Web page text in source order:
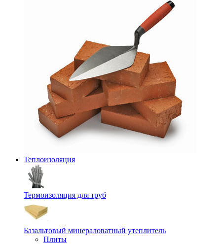
Теплоизоляция
Термоизоляция для труб
Базальтовый минераловатный утеплитель
Плиты